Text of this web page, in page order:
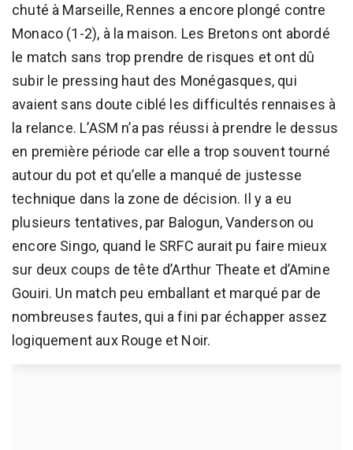
chuté à Marseille, Rennes a encore plongé contre
Monaco (1-2), à la maison. Les Bretons ont abordé
le match sans trop prendre de risques et ont dû
subir le pressing haut des Monégasques, qui
avaient sans doute ciblé les difficultés rennaises à
la relance. L’ASM n’a pas réussi à prendre le dessus
en première période car elle a trop souvent tourné
autour du pot et qu’elle a manqué de justesse
technique dans la zone de décision. Il y a eu
plusieurs tentatives, par Balogun, Vanderson ou
encore Singo, quand le SRFC aurait pu faire mieux
sur deux coups de tête d’Arthur Theate et d’Amine
Gouiri. Un match peu emballant et marqué par de
nombreuses fautes, qui a fini par échapper assez
logiquement aux Rouge et Noir.